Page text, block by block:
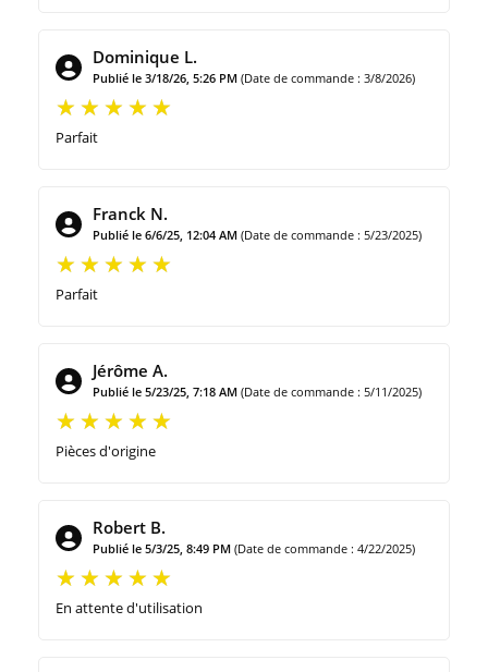
Dominique L.
Publié le 3/18/26, 5:26 PM (Date de commande : 3/8/2026)
Parfait
Franck N.
Publié le 6/6/25, 12:04 AM (Date de commande : 5/23/2025)
Parfait
Jérôme A.
Publié le 5/23/25, 7:18 AM (Date de commande : 5/11/2025)
Pièces d'origine
Robert B.
Publié le 5/3/25, 8:49 PM (Date de commande : 4/22/2025)
En attente d'utilisation